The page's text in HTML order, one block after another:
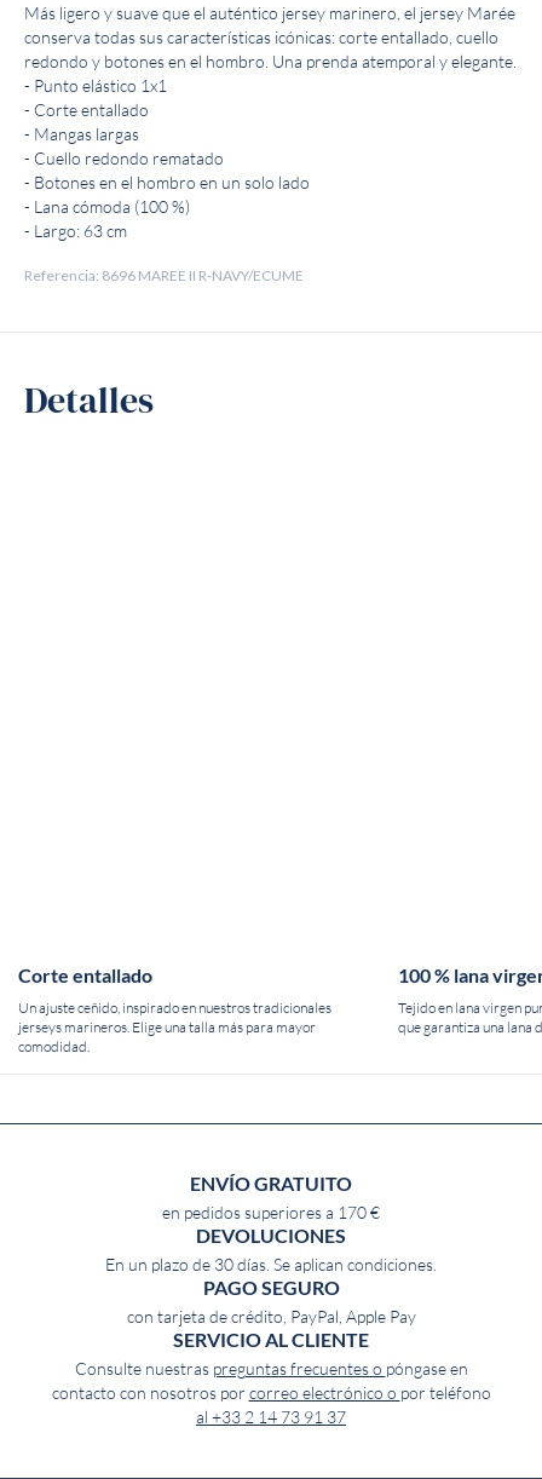
Más ligero y suave que el auténtico jersey marinero, el jersey Marée
conserva todas sus características icónicas: corte entallado, cuello
redondo y botones en el hombro. Una prenda atemporal y elegante.
- Punto elástico 1x1
- Corte entallado
- Mangas largas
- Cuello redondo rematado
- Botones en el hombro en un solo lado
- Lana cómoda (100 %)
- Largo: 63 cm
Referencia: 8696 MAREE II R-NAVY/ECUME
Detalles
Corte entallado
Un ajuste ceñido, inspirado en nuestros tradicionales
jerseys marineros. Elige una talla más para mayor
comodidad.
100 % lana
Tejido en lana virgen
que garantiza una lana
ENVÍO GRATUITO
en pedidos superiores a 170 €
DEVOLUCIONES
En un plazo de 30 días. Se aplican condiciones.
PAGO SEGURO
con tarjeta de crédito, PayPal, Apple Pay
SERVICIO AL CLIENTE
Consulte nuestras preguntas frecuentes o póngase en
contacto con nosotros por correo electrónico o por teléfono
al +33 2 14 73 91 37